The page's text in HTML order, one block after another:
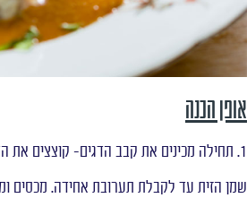
אופן הכנה
1. תחילה מכינים את קבב הדגים- קוצצים
שמן הזית עד לקבלת תערובת אחידה. מכסים